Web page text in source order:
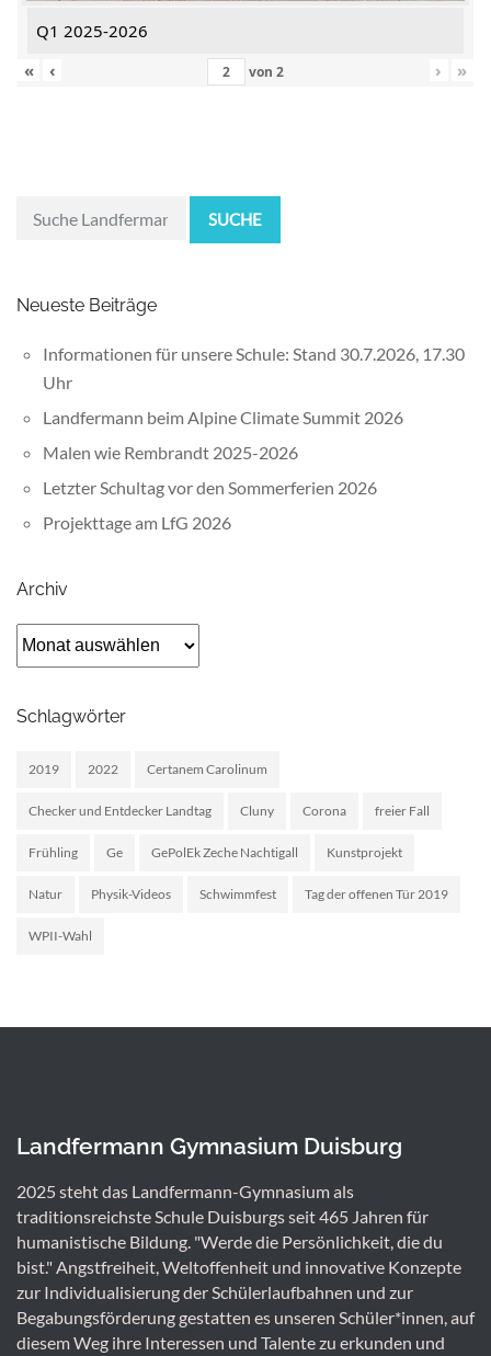
Q1 2025-2026
«
‹ von 2 › »
SUCHE
Neueste Beiträge
Informationen für unsere Schule: Stand 30.7.2026, 17.30
Uhr
Landfermann beim Alpine Climate Summit 2026
Malen wie Rembrandt 2025-2026
Letzter Schultag vor den Sommerferien 2026
Projekttage am LfG 2026
Archiv
Archiv
Schlagwörter
2019 2022 Certanem Carolinum
Checker und Entdecker Landtag Cluny Corona freier Fall
Frühling Ge GePolEk Zeche Nachtigall Kunstprojekt
Natur Physik-Videos Schwimmfest Tag der offenen Tür 2019
WPII-Wahl
Landfermann Gymnasium Duisburg
2025 steht das Landfermann-Gymnasium als
traditionsreichste Schule Duisburgs seit 465 Jahren für
humanistische Bildung. "Werde die Persönlichkeit, die du
bist." Angstfreiheit, Weltoffenheit und innovative Konzepte
zur Individualisierung der Schülerlaufbahnen und zur
Begabungsförderung gestatten es unseren Schüler*innen, auf
diesem Weg ihre Interessen und Talente zu erkunden und